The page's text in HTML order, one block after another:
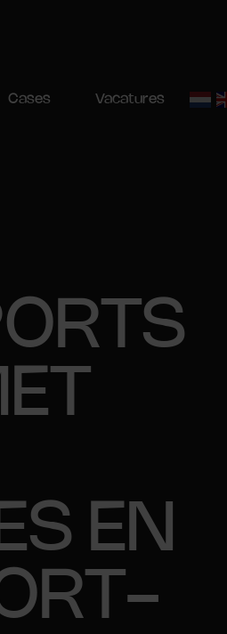
Cases Vacatures
EN